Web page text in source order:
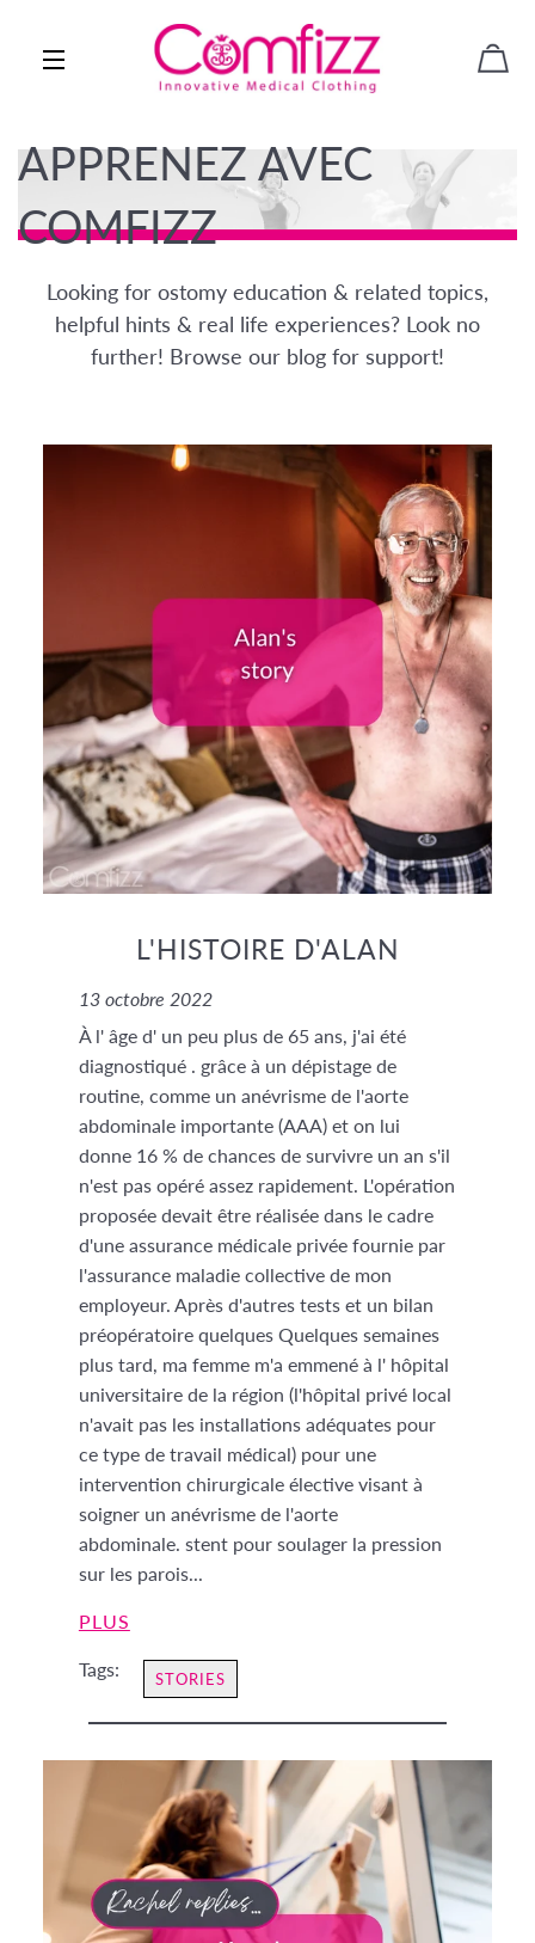
NAVIGATION
APPRENEZ AVEC
COMFIZZ
Looking for ostomy education & related topics,
helpful hints & real life experiences? Look no
further! Browse our blog for support!
L'HISTOIRE D'ALAN
13 octobre 2022
À l' âge d' un peu plus de 65 ans, j'ai été
diagnostiqué . grâce à un dépistage de
routine, comme un anévrisme de l'aorte
abdominale importante (AAA) et on lui
donne 16 % de chances de survivre un an s'il
n'est pas opéré assez rapidement. L'opération
proposée devait être réalisée dans le cadre
d'une assurance médicale privée fournie par
l'assurance maladie collective de mon
employeur. Après d'autres tests et un bilan
préopératoire quelques Quelques semaines
plus tard, ma femme m'a emmené à l' hôpital
universitaire de la région (l'hôpital privé local
n'avait pas les installations adéquates pour
ce type de travail médical) pour une
intervention chirurgicale élective visant à
soigner un anévrisme de l'aorte
abdominale. stent pour soulager la pression
sur les parois...
PLUS
Tags: STORIES